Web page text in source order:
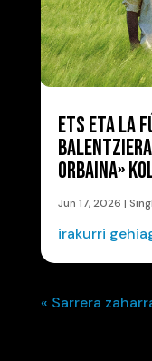
ETS ETA LA
ORBAINA»
Jun 17, 2026 |
irakurri
« Sarrera